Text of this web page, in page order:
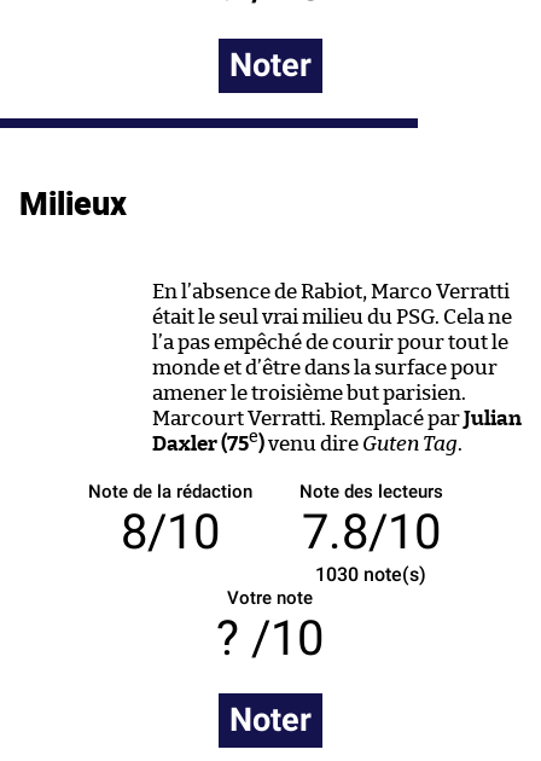
Noter
Milieux
En l’absence de Rabiot, Marco Verratti
était le seul vrai milieu du PSG. Cela ne
l’a pas empêché de courir pour tout le
monde et d’être dans la surface pour
amener le troisième but parisien.
Marcourt Verratti. Remplacé parJulian
Daxler (75e)venu dire Guten Tag.
Note de la rédaction
8/10
Note des lecteurs
7.8/10
1030 note(s)
Votre note
/10
Noter